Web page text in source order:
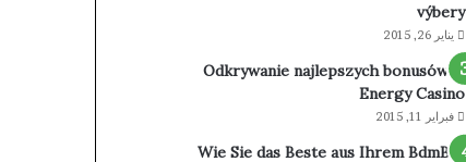
výbery
يناير 26, 2015
Odkrywanie najlepszych bonusów w
Energy Casino
فبراير 11, 2015
Wie Sie das Beste aus Ihrem BdmBet